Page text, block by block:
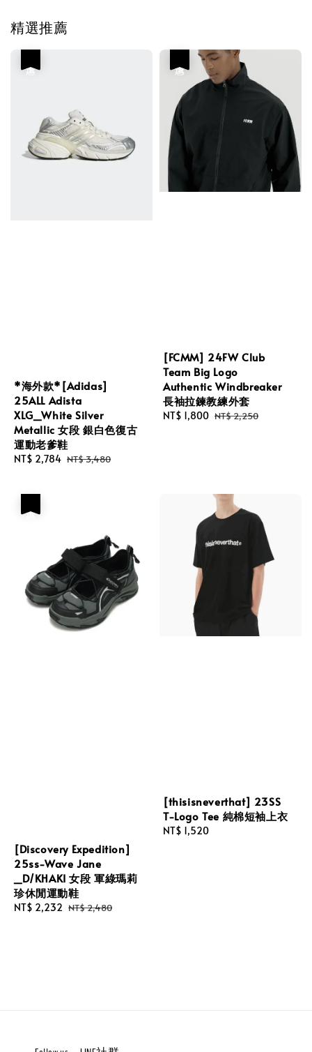
精選推薦
*海外款*[Adidas]
25ALL Adista
XLG_White Silver
Metallic 女段 銀白色復古
運動老爹鞋
Sale
NT$ 2,784 Regular
NT$ 3,480
[FCMM] 24FW Club
Team Big Logo
Authentic Windbreaker
長袖拉鍊教練外套
Sale
NT$ 1,800 Regular
NT$ 2,250
[Discovery Expedition]
25ss-Wave Jane
_D/KHAKI 女段 軍綠瑪莉
珍休閒運動鞋
Sale
NT$ 2,232 Regular
NT$ 2,480
[thisisneverthat] 23SS
T-Logo Tee 純棉短袖上衣
Regular
NT$ 1,520